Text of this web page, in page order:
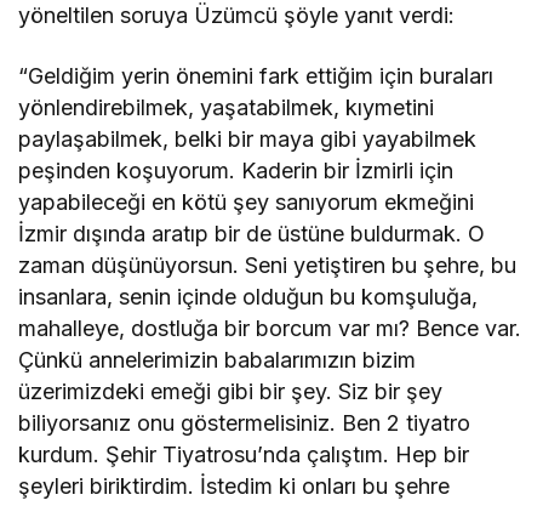
yöneltilen soruya Üzümcü şöyle yanıt verdi:
“Geldiğim yerin önemini fark ettiğim için buraları
yönlendirebilmek, yaşatabilmek, kıymetini
paylaşabilmek, belki bir maya gibi yayabilmek
peşinden koşuyorum. Kaderin bir İzmirli için
yapabileceği en kötü şey sanıyorum ekmeğini
İzmir dışında aratıp bir de üstüne buldurmak. O
zaman düşünüyorsun. Seni yetiştiren bu şehre, bu
insanlara, senin içinde olduğun bu komşuluğa,
mahalleye, dostluğa bir borcum var mı? Bence var.
Çünkü annelerimizin babalarımızın bizim
üzerimizdeki emeği gibi bir şey. Siz bir şey
biliyorsanız onu göstermelisiniz. Ben 2 tiyatro
kurdum. Şehir Tiyatrosu’nda çalıştım. Hep bir
şeyleri biriktirdim. İstedim ki onları bu şehre